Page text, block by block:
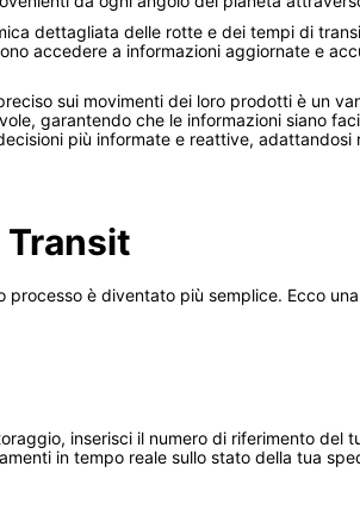
dettagliata delle rotte e dei tempi di
accedere a informazioni aggiornate e
sui movimenti dei loro prodotti è un
garantendo che le informazioni siano
più informate e reattive,
è diventato più semplice. Ecco
inserisci il numero di riferimento del
in tempo reale sullo stato della tua